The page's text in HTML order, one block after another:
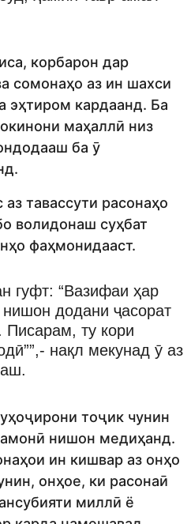
корбарон дар
сомонаҳо аз ин шахси
эҳтиром кардаанд. Ба
маҳаллӣ низ
ба ӯ
аз тавассути расонаҳо
волидонаш суҳбат
фаҳмонидааст.
гуфт: “Вазифаи ҳар
нишон додани ҷасорат
Писарам, ту кори
нақл мекунад ӯ аз
тоҷик чунин
нишон медиҳанд.
ин кишвар аз онҳо
онҳое, ки расонаӣ
миллӣ ё